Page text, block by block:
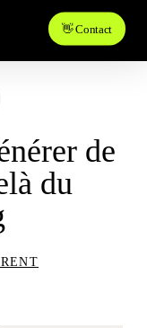
👋 Contact
de
du